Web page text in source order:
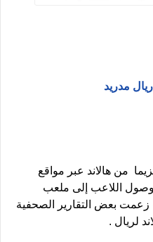
مدريد
من هالاند عبر مواقع
بوصول اللاعب إلى ملعب
زعمت بعض التقارير الصحفية
لريال .